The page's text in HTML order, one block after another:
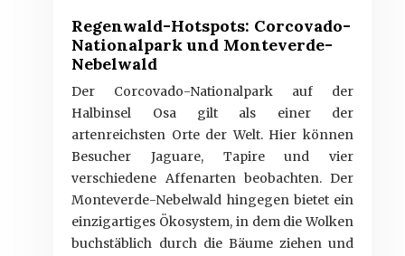
Regenwald-Hotspots: Corcovado-
Nationalpark und Monteverde-
Nebelwald
Der Corcovado-Nationalpark auf der
Halbinsel Osa gilt als einer der
artenreichsten Orte der Welt. Hier können
Besucher Jaguare, Tapire und vier
verschiedene Affenarten beobachten. Der
Monteverde-Nebelwald hingegen bietet ein
einzigartiges Ökosystem, in dem die Wolken
buchstäblich durch die Bäume ziehen und